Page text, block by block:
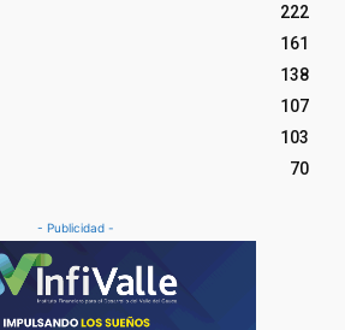
222
161
138
107
103
70
- Publicidad -